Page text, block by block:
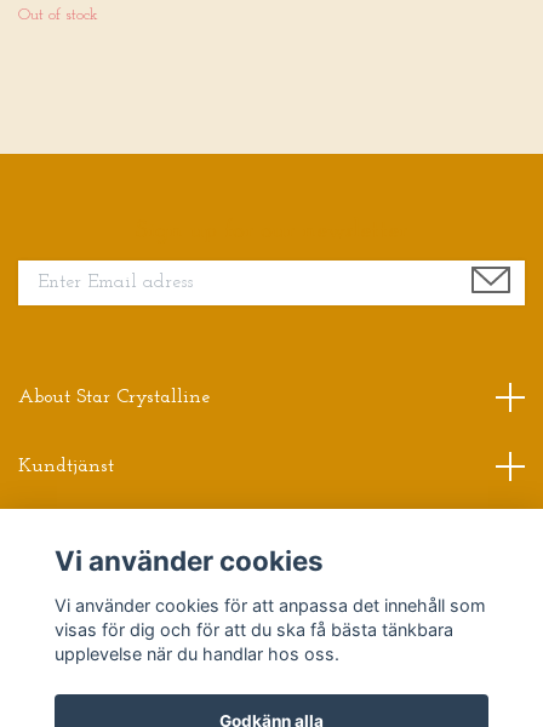
Out of stock
About Star Crystalline
Kundtjänst
Sociala medier
Vi använder cookies
Vi använder cookies för att anpassa det innehåll som
visas för dig och för att du ska få bästa tänkbara
upplevelse när du handlar hos oss.
Godkänn alla